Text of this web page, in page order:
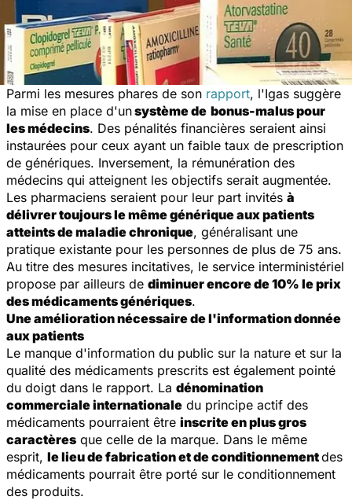
Parmi les mesures phares de son rapport, l'Igas suggère
la mise en place d'unsystème de bonus-malus pour
les médecins. Des pénalités financières seraient ainsi
instaurées pour ceux ayant un faible taux de prescription
de génériques. Inversement, la rémunération des
médecins qui atteignent les objectifs serait augmentée.
Les pharmaciens seraient pour leur part invités à
délivrer toujours le même générique aux patients
atteints de maladie chronique, généralisant une
pratique existante pour les personnes de plus de 75 ans.
Au titre des mesures incitatives, le service interministériel
propose par ailleurs de diminuer encore de 10% le prix
des médicaments génériques.
Une amélioration nécessaire de l'information donnée
aux patients
Le manque d'information du public sur la nature et sur la
qualité des médicaments prescrits est également pointé
du doigt dans le rapport. La dénomination
commerciale internationale du principe actif des
médicaments pourraient être inscrite en plus gros
caractères que celle de la marque. Dans le même
esprit, le lieu de fabrication et de conditionnementdes
médicaments pourrait être porté sur le conditionnement
des produits.